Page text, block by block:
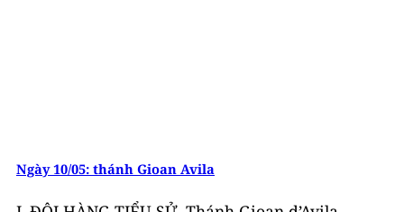
Ngày 10/05: thánh Gioan Avila